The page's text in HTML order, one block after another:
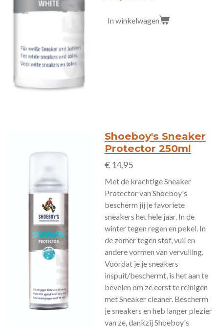
In winkelwagen
Shoeboy's Sneaker
Protector 250ml
€ 14,95
Met de krachtige Sneaker
Protector van Shoeboy's
bescherm jij je favoriete
sneakers het hele jaar. In de
winter tegen regen en pekel. In
de zomer tegen stof, vuil en
andere vormen van vervuiling.
Voordat je je sneakers
inspuit/beschermt, is het aan te
bevelen om ze eerst te reinigen
met Sneaker cleaner. Bescherm
je sneakers en heb langer plezier
van ze, dankzij Shoeboy's